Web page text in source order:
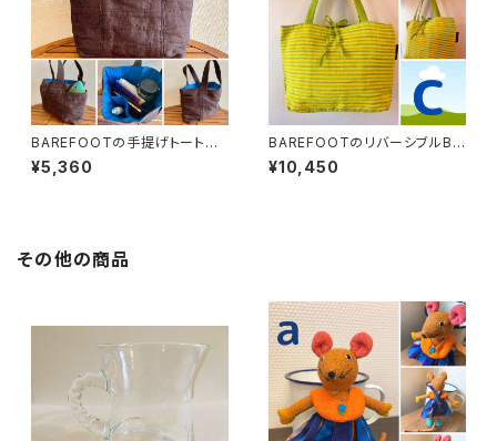
BAREFOOTの手提げトートバ
ッグ
¥5,360
BAREFOOTのリバーシブルBA
G_L
¥10,450
その他の商品